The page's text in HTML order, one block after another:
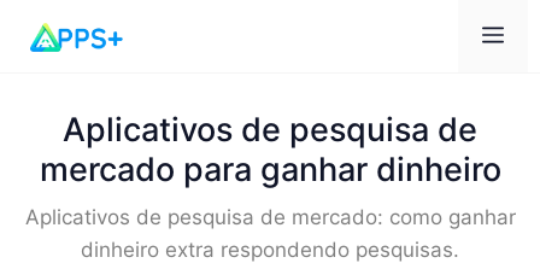
Aplicativos de pesquisa de
mercado para ganhar dinheiro
Aplicativos de pesquisa de mercado: como ganhar
dinheiro extra respondendo pesquisas.